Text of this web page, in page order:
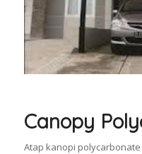
Canopy
Atap kanopi